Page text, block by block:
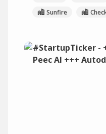
Sunfire